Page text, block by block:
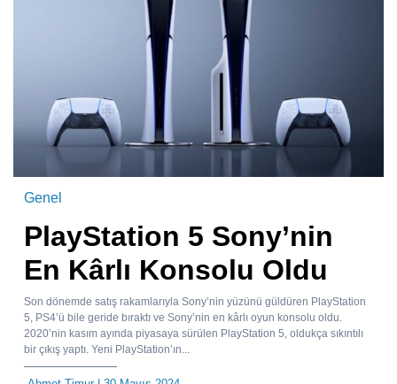
Genel
PlayStation 5 Sony’nin
En Kârlı Konsolu Oldu
Son dönemde satış rakamlarıyla Sony’nin yüzünü güldüren PlayStation
5, PS4’ü bile geride bıraktı ve Sony’nin en kârlı oyun konsolu oldu.
2020’nin kasım ayında piyasaya sürülen PlayStation 5, oldukça sıkıntılı
bir çıkış yaptı. Yeni PlayStation’ın...